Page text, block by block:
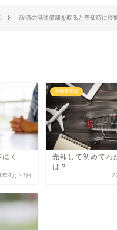
設備の減価償却を取ると売却時に後
く
年4月23日
不動産売却
売却して初めてわ
は？